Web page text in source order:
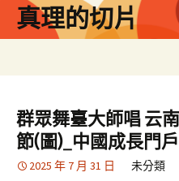
真理的切片
群眾舞臺大師唱 云
節(圖)_中國成長門
2025 年 7 月 31 日 未分類